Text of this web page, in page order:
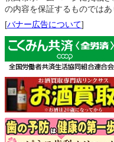
の内容を保証するものではあ
[バナー広告について]